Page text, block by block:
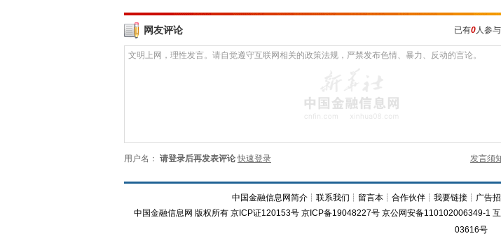
网友评论 已有0人参与
用户名： 请登录后再发表评论 快速登录 发言须
中国金融信息网简介┊ 联系我们 ┊ 留言本┊ 合作伙伴┊ 我要链接┊ 广告
中国金融信息网 版权所有 京ICP证120153号京ICP备19048227号 京公网安备110102006349-1
03616号